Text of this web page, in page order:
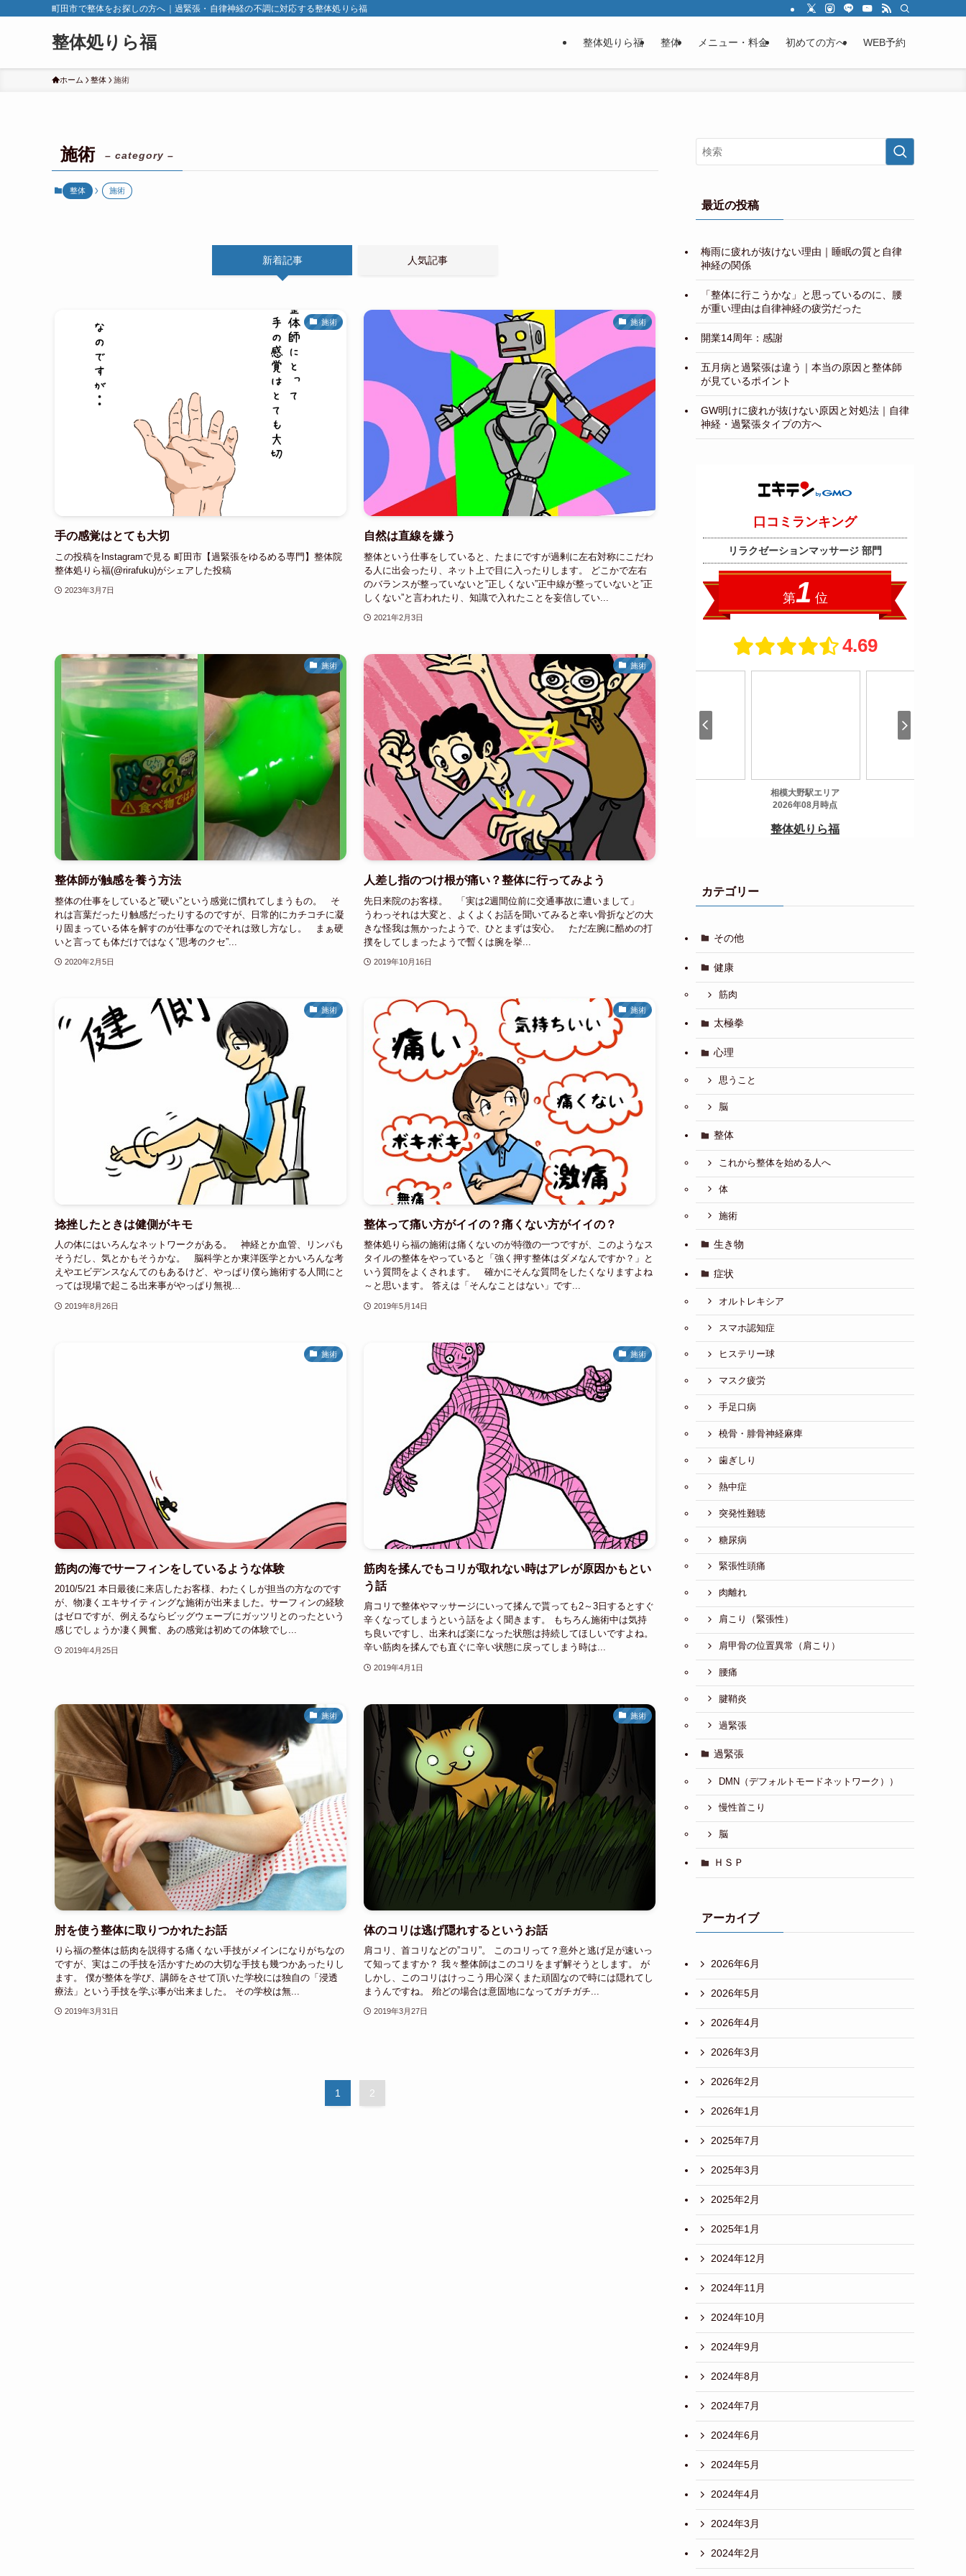
町田市で整体をお探しの方へ｜過緊張・自律神経の不調に対応する整体処りら福
整体処りら福 整体処りら福 整体 メニュー・料金 初めての方へ WEB予約
ホーム 整体 施術
施術 – category –
整体 施術
新着記事 人気記事
施術
手の感覚はとても大切
この投稿をInstagramで見る 町田市【過緊張をゆるめる専門】整体院
整体処りら福(@rirafuku)がシェアした投稿
2023年3月7日
施術
自然は直線を嫌う
整体という仕事をしていると、たまにですが過剰に左右対称にこだわ
る人に出会ったり、ネット上で目に入ったりします。 どこかで左右
のバランスが整っていないと”正しくない”正中線が整っていないと”正
しくない”と言われたり、知識で入れたことを妄信してい...
2021年2月3日
施術
整体師が触感を養う方法
整体の仕事をしていると”硬い”という感覚に慣れてしまうもの。 そ
れは言葉だったり触感だったりするのですが、日常的にカチコチに凝
り固まっている体を解すのが仕事なのでそれは致し方なし。 まぁ硬
いと言っても体だけではなく”思考のクセ”...
2020年2月5日
施術
人差し指のつけ根が痛い？整体に行ってみよう
先日来院のお客様。 「実は2週間位前に交通事故に遭いまして」
うわっそれは大変と、よくよくお話を聞いてみると幸い骨折などの大
きな怪我は無かったようで、ひとまずは安心。 ただ左腕に酷めの打
撲をしてしまったようで暫くは腕を挙...
2019年10月16日
施術
捻挫したときは健側がキモ
人の体にはいろんなネットワークがある。 神経とか血管、リンパも
そうだし、気とかもそうかな。 脳科学とか東洋医学とかいろんな考
えやエビデンスなんてのもあるけど、やっぱり僕ら施術する人間にと
っては現場で起こる出来事がやっぱり無視...
2019年8月26日
施術
整体って痛い方がイイの？痛くない方がイイの？
整体処りら福の施術は痛くないのが特徴の一つですが、このようなス
タイルの整体をやっていると「強く押す整体はダメなんですか？」と
いう質問をよくされます。 確かにそんな質問をしたくなりますよね
～と思います。 答えは「そんなことはない」です...
2019年5月14日
施術
筋肉の海でサーフィンをしているような体験
2010/5/21 本日最後に来店したお客様、わたくしが担当の方なのです
が、物凄くエキサイティングな施術が出来ました。サーフィンの経験
はゼロですが、例えるならビッグウェーブにガッツリとのったという
感じでしょうか凄く興奮、あの感覚は初めての体験でし...
2019年4月25日
施術
筋肉を揉んでもコリが取れない時はアレが原因かもとい
う話
肩コリで整体やマッサージにいって揉んで貰っても2～3日するとすぐ
辛くなってしまうという話をよく聞きます。 もちろん施術中は気持
ち良いですし、出来れば楽になった状態は持続してほしいですよね。
辛い筋肉を揉んでも直ぐに辛い状態に戻ってしまう時は...
2019年4月1日
施術
肘を使う整体に取りつかれたお話
りら福の整体は筋肉を説得する痛くない手技がメインになりがちなの
ですが、実はこの手技を活かすための大切な手技も幾つかあったりし
ます。 僕が整体を学び、講師をさせて頂いた学校には独自の「浸透
療法」という手技を学ぶ事が出来ました。 その学校は無...
2019年3月31日
施術
体のコリは逃げ隠れするというお話
肩コリ、首コリなどの”コリ”。 このコリって？意外と逃げ足が速いっ
て知ってますか？ 我々整体師はこのコリをまず解そうとします。 が
しかし、このコリはけっこう用心深くまた頑固なので時には隠れてし
まうんですね。 殆どの場合は意固地になってガチガチ...
2019年3月27日
1 2
最近の投稿
梅雨に疲れが抜けない理由｜睡眠の質と自律
神経の関係
「整体に行こうかな」と思っているのに、腰
が重い理由は自律神経の疲労だった
開業14周年：感謝
五月病と過緊張は違う｜本当の原因と整体師
が見ているポイント
GW明けに疲れが抜けない原因と対処法｜自律
神経・過緊張タイプの方へ
カテゴリー
その他
健康
筋肉
太極拳
心理
思うこと
脳
整体
これから整体を始める人へ
体
施術
生き物
症状
オルトレキシア
スマホ認知症
ヒステリー球
マスク疲労
手足口病
橈骨・腓骨神経麻痺
歯ぎしり
熱中症
突発性難聴
糖尿病
緊張性頭痛
肉離れ
肩こり（緊張性）
肩甲骨の位置異常（肩こり）
腰痛
腱鞘炎
過緊張
過緊張
DMN（デフォルトモードネットワーク））
慢性首こり
脳
ＨＳＰ
アーカイブ
2026年6月
2026年5月
2026年4月
2026年3月
2026年2月
2026年1月
2025年7月
2025年3月
2025年2月
2025年1月
2024年12月
2024年11月
2024年10月
2024年9月
2024年8月
2024年7月
2024年6月
2024年5月
2024年4月
2024年3月
2024年2月